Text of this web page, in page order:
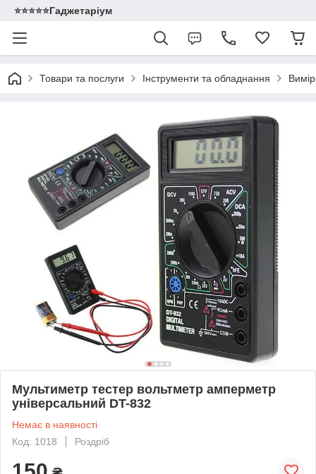
⭐️⭐️⭐️⭐️⭐️Гаджетаріум
Товари та послуги Інструменти та обладнання
Мультиметр тестер вольтметр амперметр
універсальний DT-832
Немає в наявності
Код: 1018
Роздріб